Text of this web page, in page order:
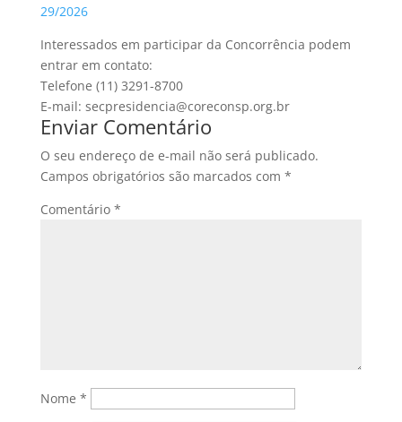
29/2026
Interessados em participar da Concorrência podem
entrar em contato:
Telefone (11) 3291-8700
E-mail: secpresidencia@coreconsp.org.br
Enviar Comentário
O seu endereço de e-mail não será publicado.
Campos obrigatórios são marcados com *
Comentário *
Nome *